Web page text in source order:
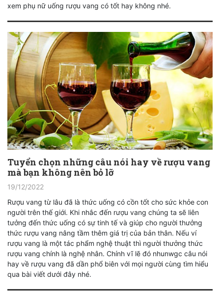
xem phụ nữ uống rượu vang có tốt hay không nhé.
Tuyển chọn những câu nói hay về rượu vang
mà bạn không nên bỏ lỡ
19/12/2022
Rượu vang từ lâu đã là thức uống có cồn tốt cho sức khỏe con
người trên thế giới. Khi nhắc đến rượu vang chúng ta sẽ liên
tưởng đến thức uống có sự tinh tế và giúp cho người thưởng
thức rượu vang nâng tầm thêm giá trị của bản thân. Nếu ví
rượu vang là một tác phẩm nghệ thuật thì người thưởng thức
rượu vang chính là nghệ nhân. Chính vĩ lẽ đó nhunwgc câu nói
hay về rượu vang đã dần phổ biên với mọi người cùng tìm hiểu
qua bài viết dưới đây nhé.